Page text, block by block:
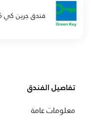
فندق جرين كي 2026
تفاصيل الفندق
معلومات عامة